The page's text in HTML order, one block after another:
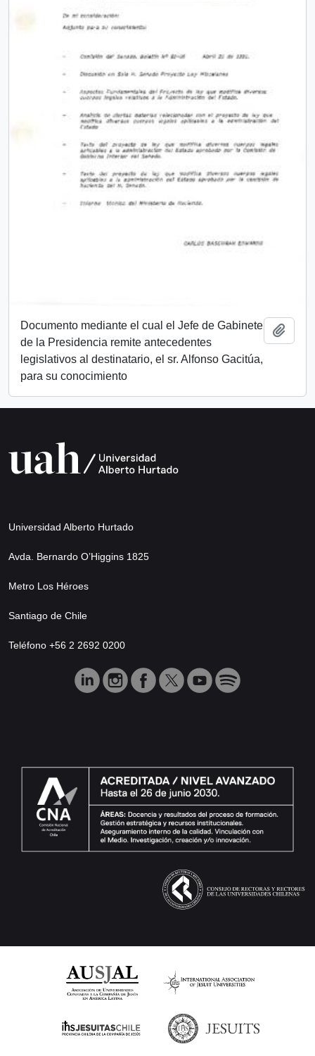
Documento mediante el cual el Jefe de Gabinete
de la Presidencia remite antecedentes
legislativos al destinatario, el sr. Alfonso Gacitúa,
para su conocimiento
Universidad Alberto Hurtado
Avda. Bernardo O’Higgins 1825
Metro Los Héroes
Santiago de Chile
Teléfono +56 2 2692 0200